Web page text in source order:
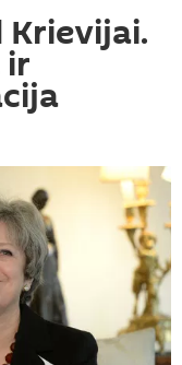
Krievijai.
ir